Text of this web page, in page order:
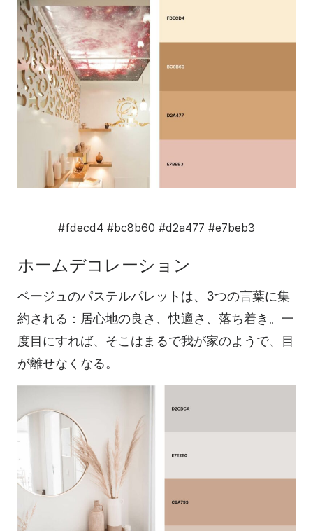
#fdecd4 #bc8b60 #d2a477 #e7beb3
ホームデコレーション
ベージュのパステルパレットは、3つの言葉に集
約される：居心地の良さ、快適さ、落ち着き。一
度目にすれば、そこはまるで我が家のようで、目
が離せなくなる。